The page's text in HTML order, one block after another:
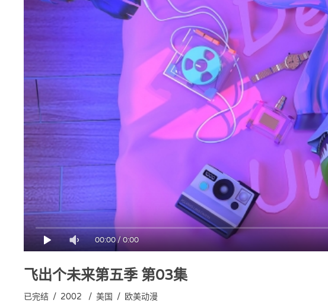
00:00/0:00
飞出个未来第五季第03集
已完结 / 2002 / 美国 / 欧美动漫